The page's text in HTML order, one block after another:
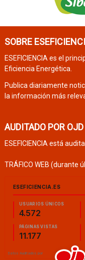
SOBRE
ESEFICIENCIA es el
Eficiencia Energética.
Publica diariamente
la información más
AUDITADO POR OJD
ESEFICIENCIA está
TRÁFICO WEB (durante